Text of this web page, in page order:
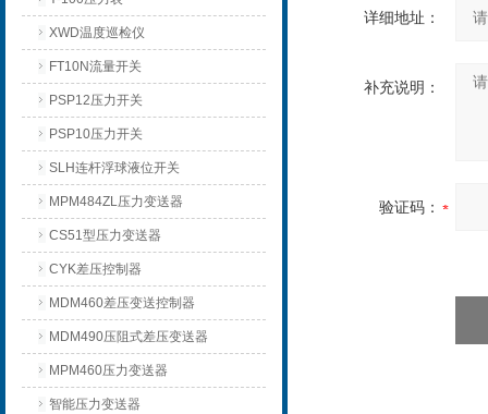
XWD温度巡检仪
FT10N流量开关
PSP12压力开关
PSP10压力开关
SLH连杆浮球液位开关
MPM484ZL压力变送器
CS51型压力变送器
CYK差压控制器
MDM460差压变送控制器
MDM490压阻式差压变送器
MPM460压力变送器
智能压力变送器
详细地址：
补充说明：
验证码：